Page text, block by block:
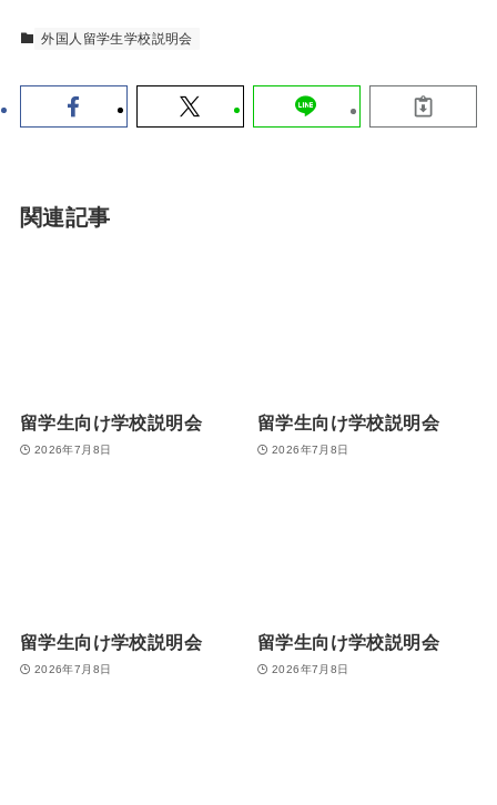
外国人留学生学校説明会
関連記事
留学生向け学校説明会
2026年7月8日
留学生向け学校説明会
2026年7月8日
留学生向け学校説明会
2026年7月8日
留学生向け学校説明会
2026年7月8日